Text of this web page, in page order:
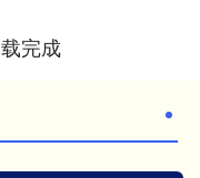
完成